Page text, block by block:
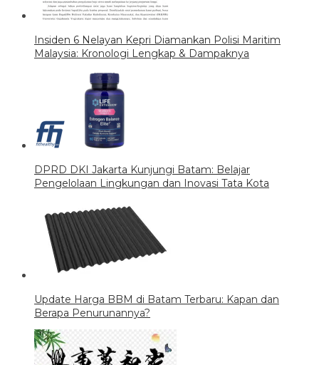
Insiden 6 Nelayan Kepri Diamankan Polisi Maritim
Malaysia: Kronologi Lengkap & Dampaknya
DPRD DKI Jakarta Kunjungi Batam: Belajar
Pengelolaan Lingkungan dan Inovasi Tata Kota
Update Harga BBM di Batam Terbaru: Kapan dan
Berapa Penurunannya?